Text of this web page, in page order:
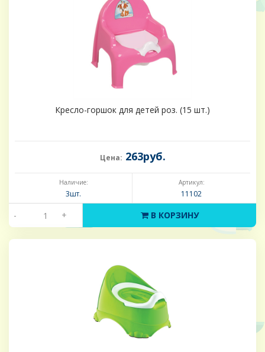
Кресло-горшок для детей роз. (15 шт.)
Цена: 263руб.
Наличие:
3шт.
Артикул:
11102
- + В КОРЗИНУ